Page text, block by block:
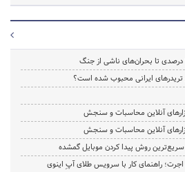
ایرانی محبوب شده است؟
آنلاین محاسبات و سنجش
آنلاین محاسبات و سنجش
روش پیدا کردن موبایل گمشده
راهنمای کار با سرویس طلای آپِ اینوی